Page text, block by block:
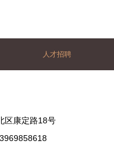
人才招聘
区康定路18号